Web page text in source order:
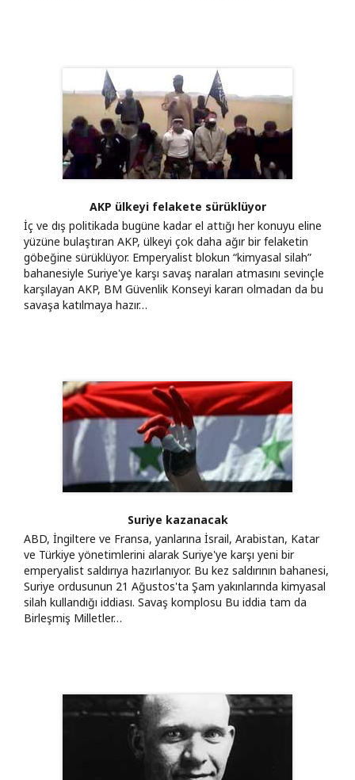
AKP ülkeyi felakete sürüklüyor
İç ve dış politikada bugüne kadar el attığı her konuyu eline
yüzüne bulaştıran AKP, ülkeyi çok daha ağır bir felaketin
göbeğine sürüklüyor. Emperyalist blokun “kimyasal silah”
bahanesiyle Suriye'ye karşı savaş naraları atmasını sevinçle
karşılayan AKP, BM Güvenlik Konseyi kararı olmadan da bu
savaşa katılmaya hazır…
Suriye kazanacak
ABD, İngiltere ve Fransa, yanlarına İsrail, Arabistan, Katar
ve Türkiye yönetimlerini alarak Suriye'ye karşı yeni bir
emperyalist saldırıya hazırlanıyor. Bu kez saldırının bahanesi,
Suriye ordusunun 21 Ağustos'ta Şam yakınlarında kimyasal
silah kullandığı iddiası. Savaş komplosu Bu iddia tam da
Birleşmiş Milletler…